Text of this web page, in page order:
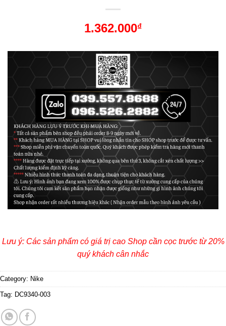
1.362.000₫
Lưu ý: Các sản phẩm có giá trị cao Shop cần cọc trước từ 20%
quý khách cân nhắc
Category: Nike
Tag: DC9340-003